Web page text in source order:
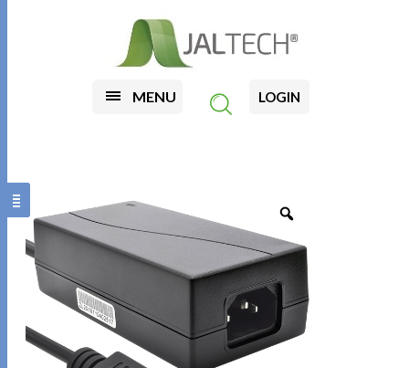
MENU LOGIN